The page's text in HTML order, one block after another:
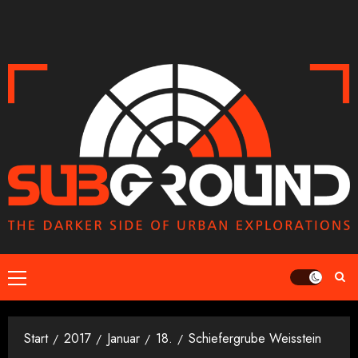
Primäres
Menü
Start 2017 Januar 18. Schiefergrube Weisstein